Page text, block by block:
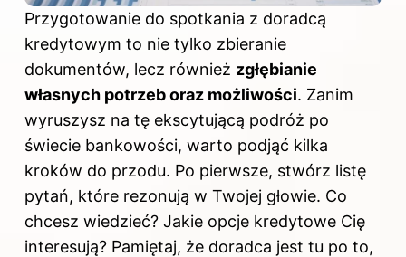
Przygotowanie do spotkania z doradcą
kredytowym to nie tylko zbieranie
dokumentów, lecz również zgłębianie
własnych potrzeb oraz możliwości. Zanim
wyruszysz na tę ekscytującą podróż po
świecie bankowości, warto podjąć kilka
kroków do przodu. Po pierwsze, stwórz listę
pytań, które rezonują w Twojej głowie. Co
chcesz wiedzieć? Jakie opcje kredytowe Cię
interesują? Pamiętaj, że doradca jest tu po to,